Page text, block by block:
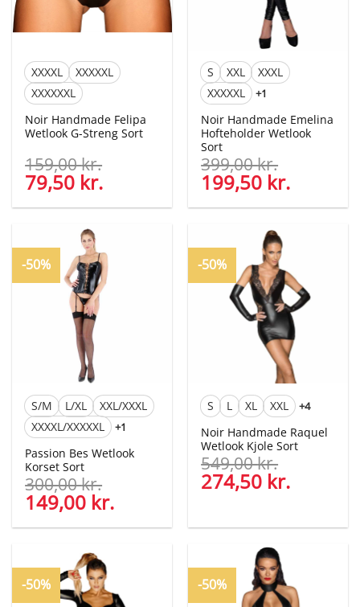
XXXXL
XXXXXL
XXXXXXL
Noir Handmade Felipa
Wetlook G-Streng Sort
159,00kr.
Den
oprindelige
pris
159,00 kr..
79,50 kr.
pris
79,50 kr..
S XXL
XXXL
XXXXXL
+1
Noir Handmade Emelina
Hofteholder Wetlook
Sort
399,00kr.
Den
oprindelige
pris
399,00 kr..
199,50 kr.
pris
-50%
S/M L/XL
XXL/XXXL
XXXXL/XXXXXL
+1
Passion Bes Wetlook
Korset Sort
300,00kr.
Den
oprindelige
pris
300,00 kr..
149,00 kr.
pris
149,00 kr..
-50%
S L XL XXL +4
Noir Handmade Raquel
Wetlook Kjole Sort
549,00kr.
Den
oprindelige
var:
549,00 kr..
274,50 kr.
er:
-50% -50%